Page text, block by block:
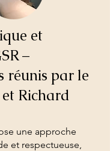
et
–
réunis par le
Richard
une approche
et respectueuse,